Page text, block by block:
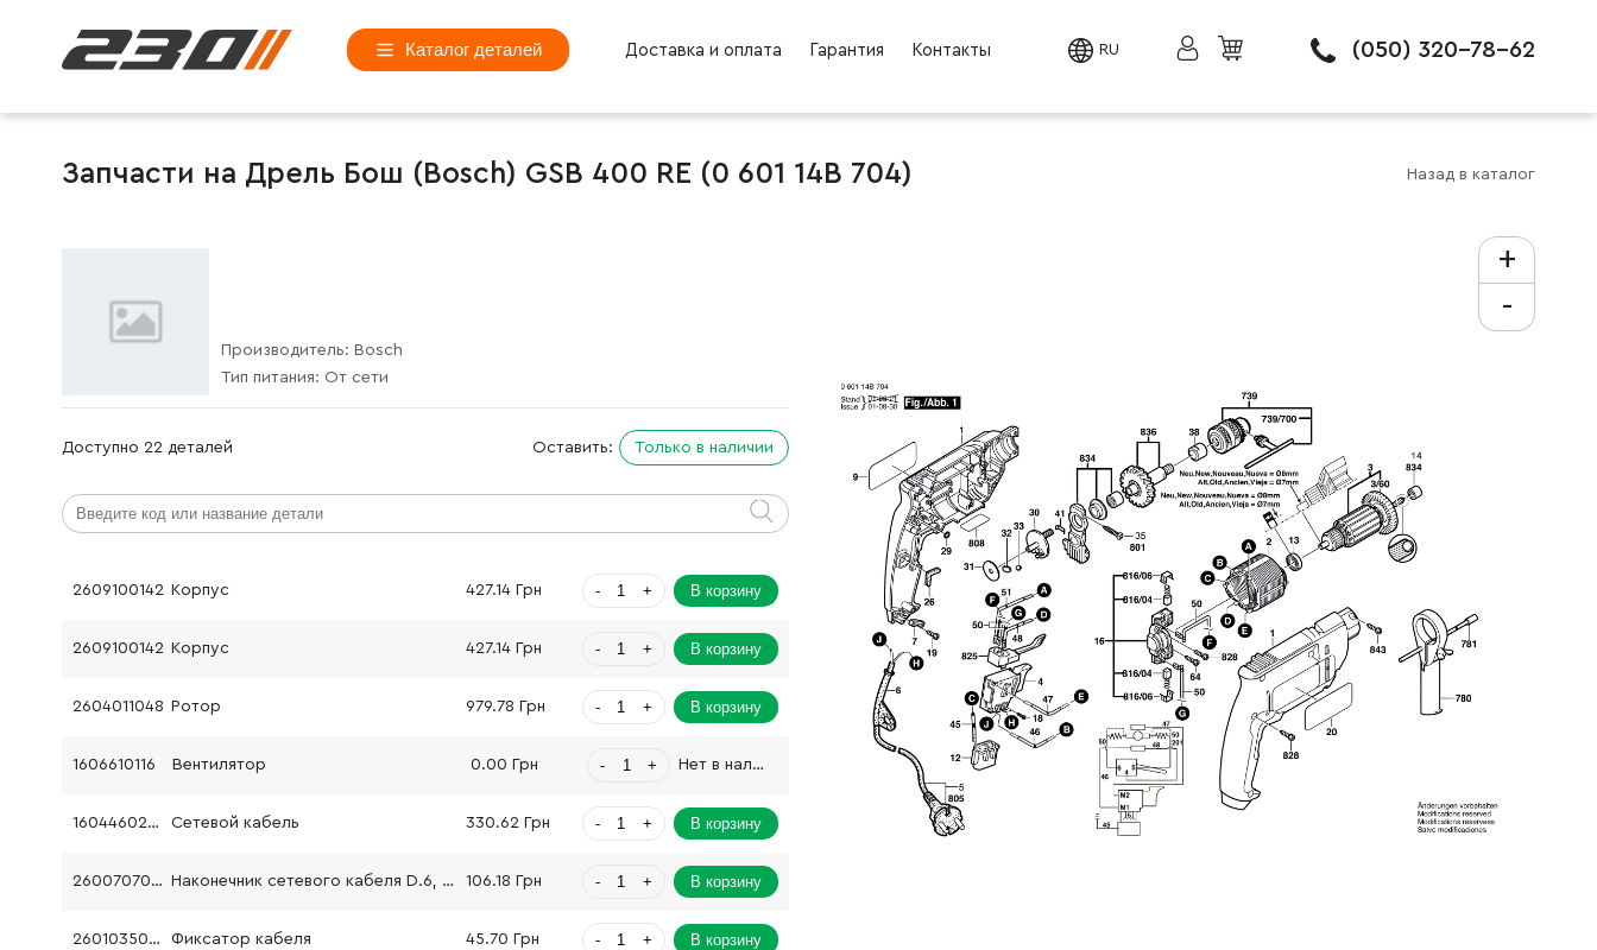
Каталог деталей Доставка и оплата Гарантия Контакты RU (050) 320-78-62
Запчасти на Дрель Бош (Bosch) GSB 400 RE (0 601 14B 704) Назад в каталог
Производитель: Bosch
Тип питания: От сети
Доступно 22 деталей Оставить: Только в наличии
2609100142 Корпус 427.14 Грн - + В корзину
2609100142 Корпус 427.14 Грн - + В корзину
2604011048 Ротор 979.78 Грн - + В корзину
1606610116 Вентилятор 0.00 Грн - + Нет в наличии
1604460262 Сетевой кабель 330.62 Грн - + В корзину
2600707059 Наконечник сетевого кабеля D.6, 9 мм 106.18 Грн - + В корзину
2601035001 Фиксатор кабеля 45.70 Грн - + В корзину
+
-